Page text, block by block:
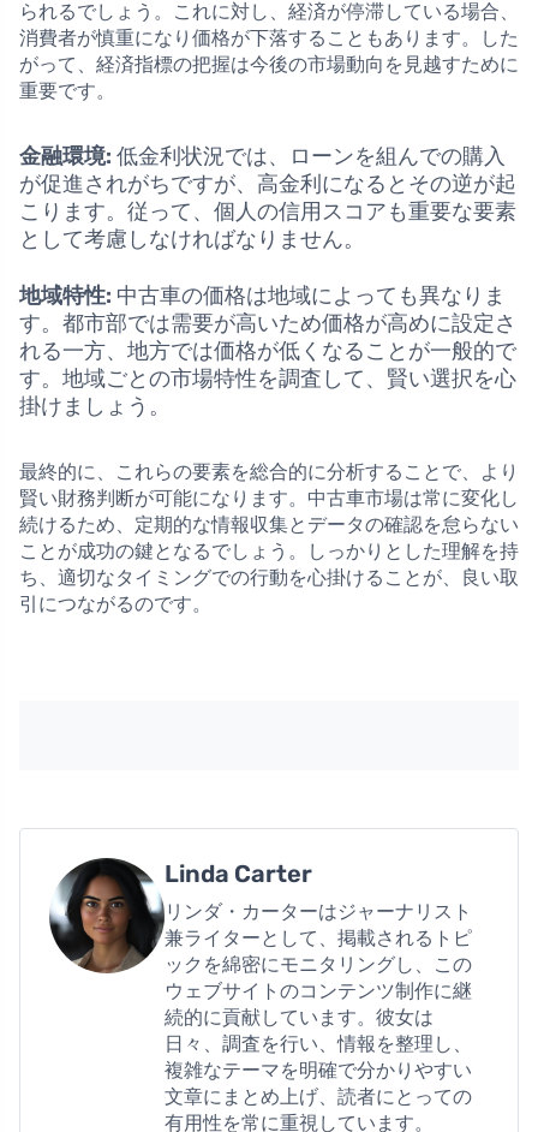
られるでしょう。これに対し、経済が停滞している場合、
消費者が慎重になり価格が下落することもあります。した
がって、経済指標の把握は今後の市場動向を見越すために
重要です。
金融環境: 低金利状況では、ローンを組んでの購入
が促進されがちですが、高金利になるとその逆が起
こります。従って、個人の信用スコアも重要な要素
として考慮しなければなりません。
地域特性: 中古車の価格は地域によっても異なりま
す。都市部では需要が高いため価格が高めに設定さ
れる一方、地方では価格が低くなることが一般的で
す。地域ごとの市場特性を調査して、賢い選択を心
掛けましょう。
最終的に、これらの要素を総合的に分析することで、より
賢い財務判断が可能になります。中古車市場は常に変化し
続けるため、定期的な情報収集とデータの確認を怠らない
ことが成功の鍵となるでしょう。しっかりとした理解を持
ち、適切なタイミングでの行動を心掛けることが、良い取
引につながるのです。
Linda Carter
リンダ・カーターはジャーナリスト
兼ライターとして、掲載されるトピ
ックを綿密にモニタリングし、この
ウェブサイトのコンテンツ制作に継
続的に貢献しています。彼女は
日々、調査を行い、情報を整理し、
複雑なテーマを明確で分かりやすい
文章にまとめ上げ、読者にとっての
有用性を常に重視しています。